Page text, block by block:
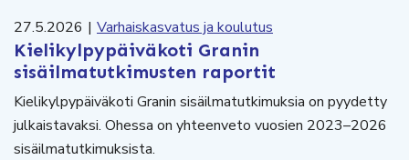
27.5.2026 | Varhaiskasvatus ja koulutus
Kielikylpypäiväkoti Granin
sisäilmatutkimusten raportit
Kielikylpypäiväkoti Granin sisäilmatutkimuksia on pyydetty
julkaistavaksi. Ohessa on yhteenveto vuosien 2023–2026
sisäilmatutkimuksista.